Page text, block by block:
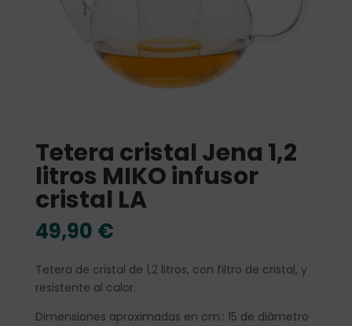
Tetera cristal Jena 1,2
litros MIKO infusor
cristal LA
49,90 €
Tetera de cristal de 1,2 litros, con filtro de cristal, y
resistente al calor.
Dimensiones aproximadas en cm.: 15 de diámetro